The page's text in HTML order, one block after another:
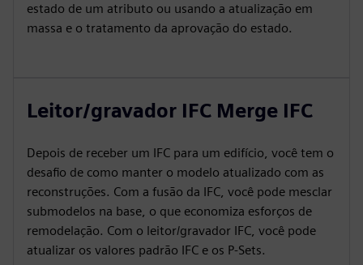
estado de um atributo ou usando a atualização em
massa e o tratamento da aprovação do estado.
Leitor/gravador IFC Merge IFC
Depois de receber um IFC para um edifício, você tem o
desafio de como manter o modelo atualizado com as
reconstruções. Com a fusão da IFC, você pode mesclar
submodelos na base, o que economiza esforços de
remodelação. Com o leitor/gravador IFC, você pode
atualizar os valores padrão IFC e os P-Sets.